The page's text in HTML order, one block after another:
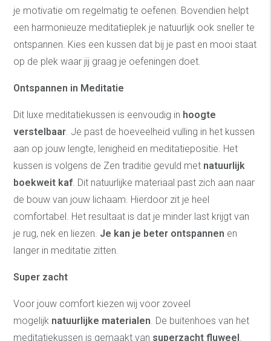
je motivatie om regelmatig te oefenen. Bovendien helpt
een harmonieuze meditatieplek je natuurlijk ook sneller te
ontspannen. Kies een kussen dat bij je past en mooi staat
op de plek waar jij graag je oefeningen doet.
Ontspannen in Meditatie
Dit luxe meditatiekussen is eenvoudig in hoogte
verstelbaar . Je past de hoeveelheid vulling in het kussen
aan op jouw lengte, lenigheid en meditatiepositie. Het
kussen is volgens de Zen traditie gevuld met natuurlijk
boekweit kaf . Dit natuurlijke materiaal past zich aan naar
de bouw van jouw lichaam. Hierdoor zit je heel
comfortabel. Het resultaat is dat je minder last krijgt van
je rug, nek en liezen. Je kan je beter ontspannen en
langer in meditatie zitten.
Super zacht
Voor jouw comfort kiezen wij voor zoveel
mogelijk natuurlijke materialen . De buitenhoes van het
meditatiekussen is gemaakt van superzacht fluweel